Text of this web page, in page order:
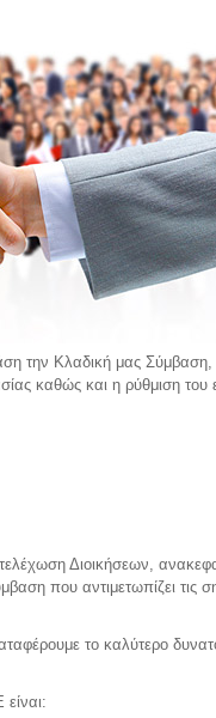
την Κλαδική μας Σύμβαση,
καθώς και η ρύθμιση του
Διοικήσεων,
που αντιμετωπίζει τις
το καλύτερο